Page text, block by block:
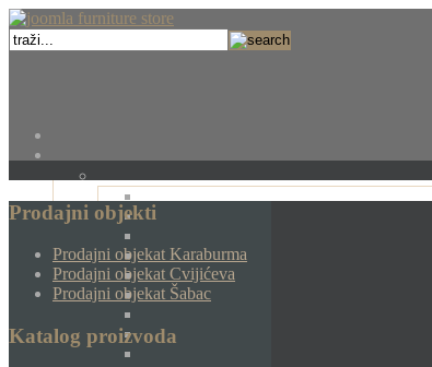
Prodajni objekti
Prodajni objekat Karaburma
Prodajni objekat Cvijićeva
Prodajni objekat Šabac
Katalog proizvoda